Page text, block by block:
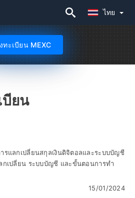
ไทย
ทะเบียน MEXC
บียน
รแลกเปลี่ยนสกุลเงินดิจิตอลและระบบบัญชี
กเปลี่ยน ระบบบัญชี และขั้นตอนการทำ
15/01/2024